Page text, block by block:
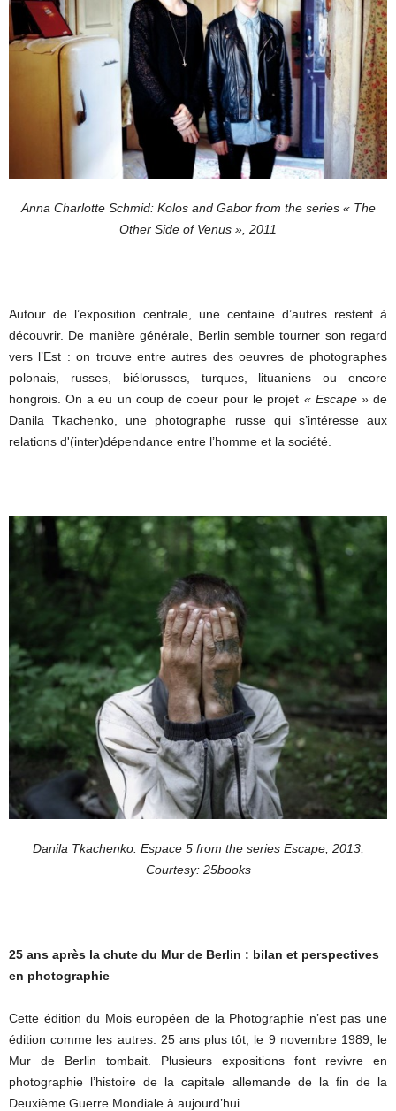
Anna Charlotte Schmid: Kolos and Gabor from the series « The
Other Side of Venus », 2011
Autour de l’exposition centrale, une centaine d’autres restent à
découvrir. De manière générale, Berlin semble tourner son regard
vers l’Est : on trouve entre autres des oeuvres de photographes
polonais, russes, biélorusses, turques, lituaniens ou encore
hongrois. On a eu un coup de coeur pour le projet « Escape »de
Danila Tkachenko, une photographe russe qui s’intéresse aux
relations d'(inter)dépendance entre l’homme et la société.
Danila Tkachenko: Espace 5 from the series Escape, 2013,
Courtesy: 25books
25 ans après la chute du Mur de Berlin : bilan et perspectives
en photographie
Cette édition du Mois européen de la Photographie n’est pas une
édition comme les autres. 25 ans plus tôt, le 9 novembre 1989, le
Mur de Berlin tombait. Plusieurs expositions font revivre en
photographie l’histoire de la capitale allemande de la fin de la
Deuxième Guerre Mondiale à aujourd’hui.